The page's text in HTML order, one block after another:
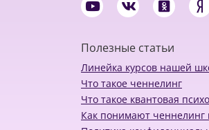
Полезные статьи
Линейка курсов нашей
Что такое ченнелинг
Что такое квантовая
Как понимают ченнелинг